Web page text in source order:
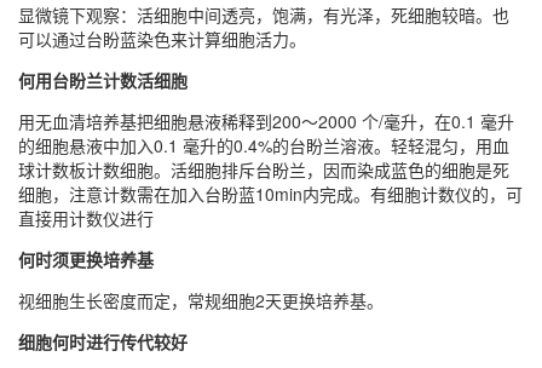
显微镜下观察：活细胞中间透亮，饱满，有光泽，死细胞较暗。也
可以通过台盼蓝染色来计算细胞活力。
何用台盼兰计数活细胞
用无血清培养基把细胞悬液稀释到200～2000 个/毫升，在0.1 毫升
的细胞悬液中加入0.1 毫升的0.4%的台盼兰溶液。轻轻混匀，用血
球计数板计数细胞。活细胞排斥台盼兰，因而染成蓝色的细胞是死
细胞，注意计数需在加入台盼蓝10min内完成。有细胞计数仪的，可
直接用计数仪进行
何时须更换培养基
视细胞生长密度而定，常规细胞2天更换培养基。
细胞何时进行传代较好